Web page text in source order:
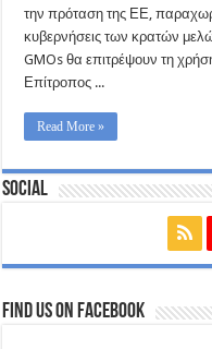
την πρόταση της ΕΕ,
κυβερνήσεις των κρατών
GMOs θα επιτρέψουν τη
Επίτροπος ...
Read More »
Social
Find us on Facebook